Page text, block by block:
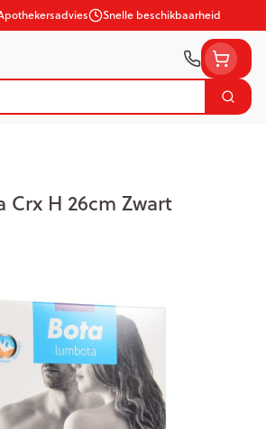
Snelle beschikbaarheid
Zoek
Crx H 26cm Zwart